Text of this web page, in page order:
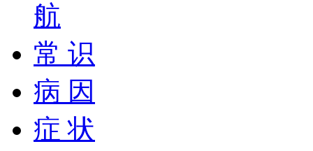
航
常 识
病 因
症 状